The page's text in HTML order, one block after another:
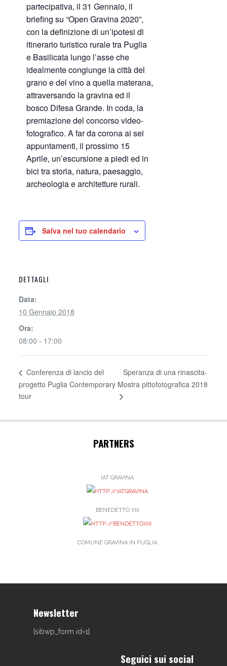
partecipativa, il 31 Gennaio, il
briefing su “Open Gravina 2020”,
con la definizione di un’ipotesi di
itinerario turistico rurale tra Puglia
e Basilicata lungo l’asse che
idealmente congiunge la città del
grano e del vino a quella materana,
attraversando la gravina ed il
bosco Difesa Grande. In coda, la
premiazione del concorso video-
fotografico. A far da corona ai sei
appuntamenti, il prossimo 15
Aprile, un’escursione a piedi ed in
bici tra storia, natura, paesaggio,
archeologia e architetture rurali.
Salva nel tuo calendario
DETTAGLI
Data:
10 Gennaio 2018
Ora:
08:00 - 17:00
Conferenza di lancio del
progetto Puglia Contemporary
tour
Speranza di una rinascita-
Mostra pittofotografica 2018
PARTNERS
IAT GRAVINA
BENEDETTO XIII
COMUNE GRAVINA IN PUGLIA
Newsletter
[sibwp_form id=1]
Seguici sui social